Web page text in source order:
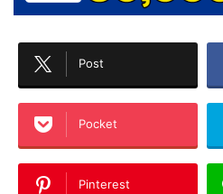
Post
Pocket
Pinterest